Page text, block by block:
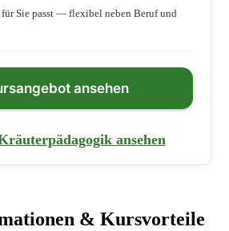
für Sie passt — flexibel neben Beruf und
ansehen
ansehen
& Kursvorteile